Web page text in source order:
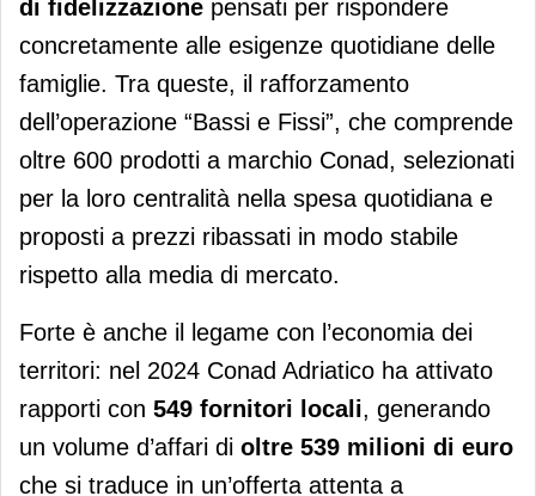
di fidelizzazione pensati per rispondere
concretamente alle esigenze quotidiane delle
famiglie. Tra queste, il rafforzamento
dell’operazione “Bassi e Fissi”, che comprende
oltre 600 prodotti a marchio Conad, selezionati
per la loro centralità nella spesa quotidiana e
proposti a prezzi ribassati in modo stabile
rispetto alla media di mercato.
Forte è anche il legame con l’economia dei
territori: nel 2024 Conad Adriatico ha attivato
rapporti con 549 fornitori locali, generando
un volume d’affari di oltre 539 milioni di euro
che si traduce in un’offerta attenta a